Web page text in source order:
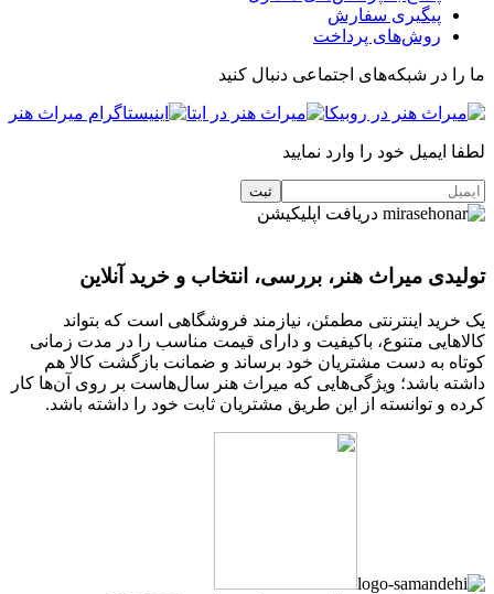
پیگیری سفارش
روش‌های پرداخت
ما را در شبکه‌های اجتماعی دنبال کنید
لطفا ایمیل خود را وارد نمایید
دریافت اپلیکیشن
تولیدی میراث هنر، بررسی، انتخاب و خرید آنلاین
یک خرید اینترنتی مطمئن، نیازمند فروشگاهی است که بتواند
کالاهایی متنوع، باکیفیت و دارای قیمت مناسب را در مدت زمانی
کوتاه به دست مشتریان خود برساند و ضمانت بازگشت کالا هم
داشته باشد؛ ویژگی‌هایی که میراث هنر سال‌هاست بر روی آن‌ها کار
کرده و توانسته از این طریق مشتریان ثابت خود را داشته باشد.